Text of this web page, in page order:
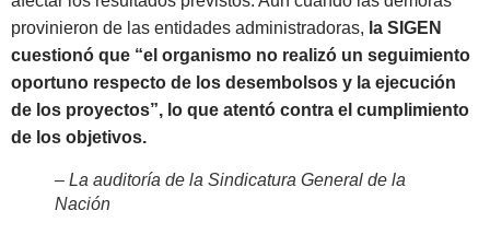
provinieron de las entidades administradoras, la SIGEN
cuestionó que “el organismo no realizó un seguimiento
oportuno respecto de los desembolsos y la ejecución
de los proyectos”, lo que atentó contra el cumplimiento
de los objetivos.
– La auditoría de la Sindicatura General de la
Nación